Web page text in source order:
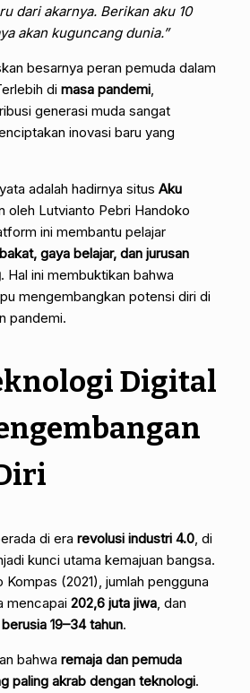
dari akarnya. Berikan aku 10
akan kuguncang dunia.”
besarnya peran pemuda dalam
di masa pandemi,
generasi muda sangat
inovasi baru yang
adalah hadirnya situs Aku
oleh Lutvianto Pebri Handoko
ini membantu pelajar
gaya belajar, dan jurusan
. Hal ini membuktikan bahwa
mengembangkan potensi diri di
pandemi.
Digital
di era revolusi industri 4.0, di
kunci utama kemajuan bangsa.
(2021), jumlah pengguna
mencapai 202,6 juta jiwa, dan
19–34 tahun.
bahwa remaja dan pemuda
paling akrab dengan teknologi.